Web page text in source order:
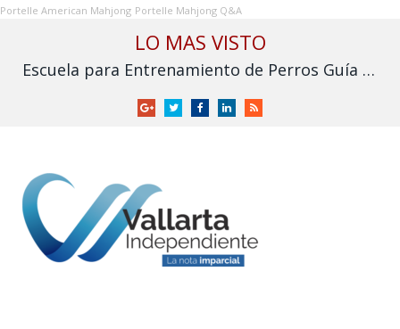
Portelle American Mahjong Portelle Mahjong Q&A
LO MAS VISTO
Escuela para Entrenamiento de Perros Guía para Ciegos I.A.P. solicita apoyo para no cerrar
GoogleTwitterFacebookLinkedInRSS